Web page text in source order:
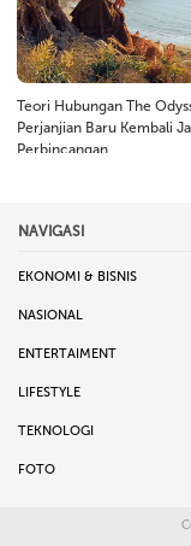
Teori Hubungan The
Perjanjian Baru Kembali
Perbincangan
NAVIGASI
EKONOMI & BISNIS
NASIONAL
ENTERTAIMENT
LIFESTYLE
TEKNOLOGI
FOTO